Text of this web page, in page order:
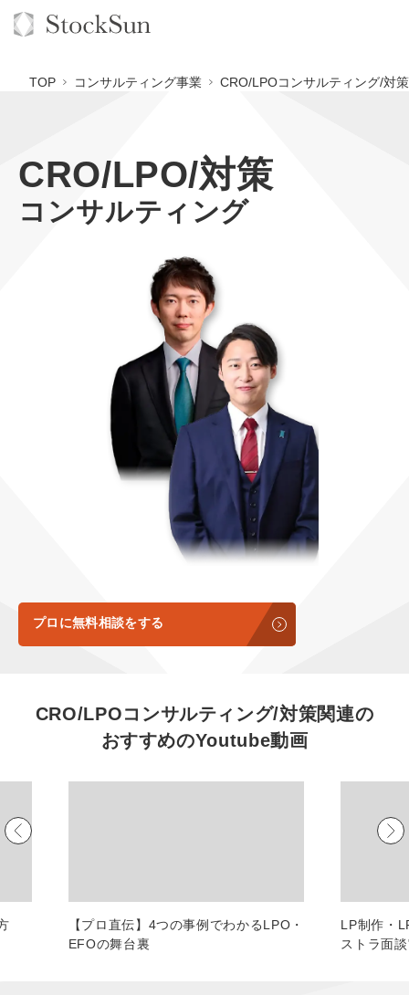
オーダーメイド支援
TOP
BPO支援
定額制営業代行『カリトルくん』
定額制採用代行・RPO『トルトルくん』
営業改善特化の動画制作『動画でカリトルくん』
定額LINE運用代行『LINEマキトルくん』
格安でAI導入支援『あいのりAI』
拡散付1日密着動画制作『まるごと社長』
1本無料で記事を制作『SEOトライアル』
定額制LP制作・改善『最強LP』
採用YouTubeチャンネル構築『トリトル』
YouTubeディレクター
会社概要・役員紹介
ミッション・ビジョン・バリュー
代表メッセージ（岩野圭佑）
認定パートナー
正社員
マーケマネージャー
常勤監査役
内部監査室長
TOP コンサルティング事業 CRO/LPOコンサルティング/対策
CRO/LPO/対策
コンサルティング
プロに無料相談をする
CRO/LPOコンサルティング/対策関連の
おすすめのYoutube動画
【プロ直伝】4つの事例でわかるLPO・
EFOの舞台裏
LP制作・
ストラ面